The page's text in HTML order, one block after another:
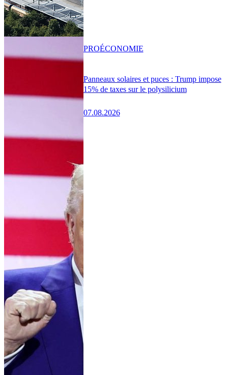
Panneaux solaires et puces : Trump impose
15% de taxes sur le polysilicium
07.08.2026
PROÉCONOMIE